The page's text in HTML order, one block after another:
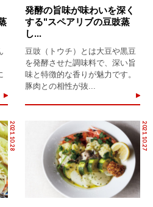
発酵の旨味が味わいを深く
する"スペアリブの豆豉蒸
し...
豆豉（トウチ）とは大豆や黒豆
を発酵させた調味料で、深い旨
味と特徴的な香りが魅力です。
豚肉との相性が抜...
2021.10.28 2021.10.27